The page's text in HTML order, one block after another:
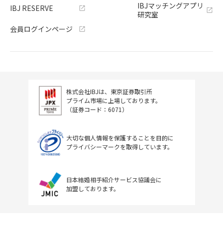
IBJ RESERVE
会員ログインページ
IBJマッチングアプリ
研究室
株式会社IBJは、東京証券取引所
プライム市場に上場しております。
（証券コード：6071）
大切な個人情報を保護することを目的に
プライバシーマークを取得しています。
日本結婚相手紹介サービス協議会に
加盟しております。